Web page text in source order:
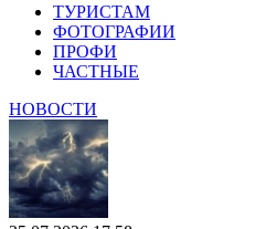
ТУРИСТАМ
ФОТОГРАФИИ
ПРОФИ
ЧАСТНЫЕ
НОВОСТИ